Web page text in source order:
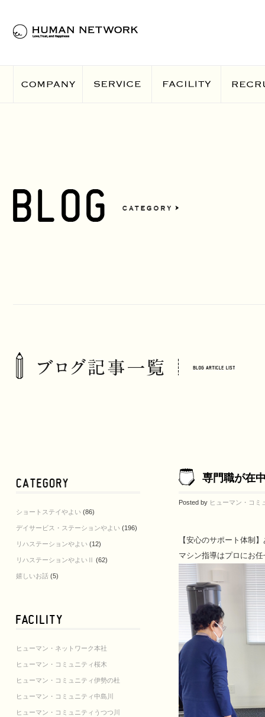
ショートステイやよい (86)
デイサービス・ステーションやよい (196)
リハステーションやよい (12)
リハステーションやよいⅡ (62)
嬉しいお話 (5)
ヒューマン・ネットワーク本社
ヒューマン・コミュニティ桜木
ヒューマン・コミュニティ伊勢の杜
ヒューマン・コミュニティ中島川
ヒューマン・コミュニティうつつ川
専門職が在
Posted by ヒューマン・コミ
【安心のサポート体制
マシン指導はプロにお